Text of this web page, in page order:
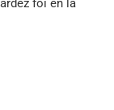
foi en la